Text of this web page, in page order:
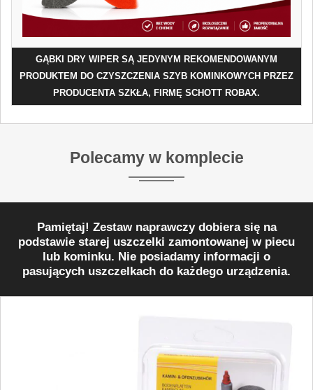
GĄBKI DRY WIPER SĄ JEDYNYM REKOMENDOWANYM
PRODUKTEM DO CZYSZCZENIA SZYB KOMINKOWYCH PRZEZ
PRODUCENTA SZKŁA, FIRMĘ SCHOTT ROBAX.
Polecamy w komplecie
Pamiętaj! Zestaw naprawczy dobiera się na
podstawie starej uszczelki zamontowanej w piecu
lub kominku. Nie posiadamy informacji o
pasujących uszczelkach do każdego urządzenia.